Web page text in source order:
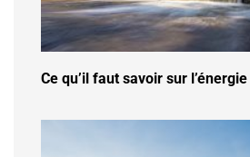
Ce qu’il faut savoir sur